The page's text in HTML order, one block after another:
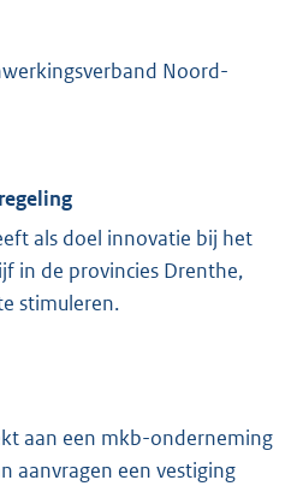
Noord-
als doel innovatie bij het
in de provincies Drenthe,
stimuleren.
aan een mkb-onderneming
aanvragen een vestiging